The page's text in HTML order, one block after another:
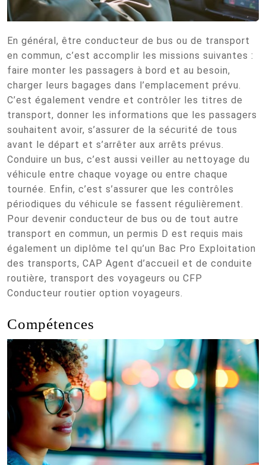
En général, être conducteur de bus ou de transport
en commun, c’est accomplir les missions suivantes :
faire monter les passagers à bord et au besoin,
charger leurs bagages dans l’emplacement prévu.
C’est également vendre et contrôler les titres de
transport, donner les informations que les passagers
souhaitent avoir, s’assurer de la sécurité de tous
avant le départ et s’arrêter aux arrêts prévus.
Conduire un bus, c’est aussi veiller au nettoyage du
véhicule entre chaque voyage ou entre chaque
tournée. Enfin, c’est s’assurer que les contrôles
périodiques du véhicule se fassent régulièrement.
Pour devenir conducteur de bus ou de tout autre
transport en commun, un permis D est requis mais
également un diplôme tel qu’un Bac Pro Exploitation
des transports, CAP Agent d’accueil et de conduite
routière, transport des voyageurs ou CFP
Conducteur routier option voyageurs.
Compétences